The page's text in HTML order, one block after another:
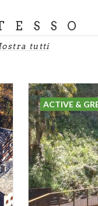
tutti
ACTIVE &